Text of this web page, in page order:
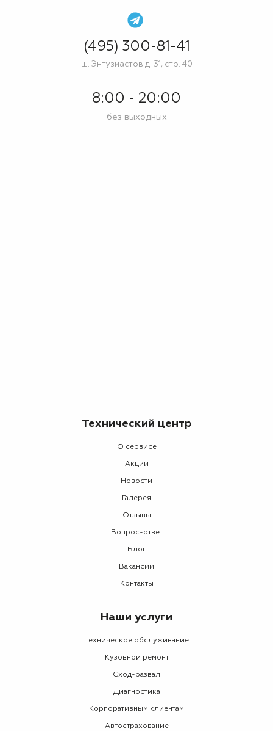
(495) 300-81-41
ш. Энтузиастов д. 31, стр. 40
8:00 - 20:00
без выходных
Технический центр
О сервисе
Акции
Новости
Галерея
Отзывы
Вопрос-ответ
Блог
Вакансии
Контакты
Наши услуги
Техническое обслуживание
Кузовной ремонт
Сход-развал
Диагностика
Корпоративным клиентам
Автострахование